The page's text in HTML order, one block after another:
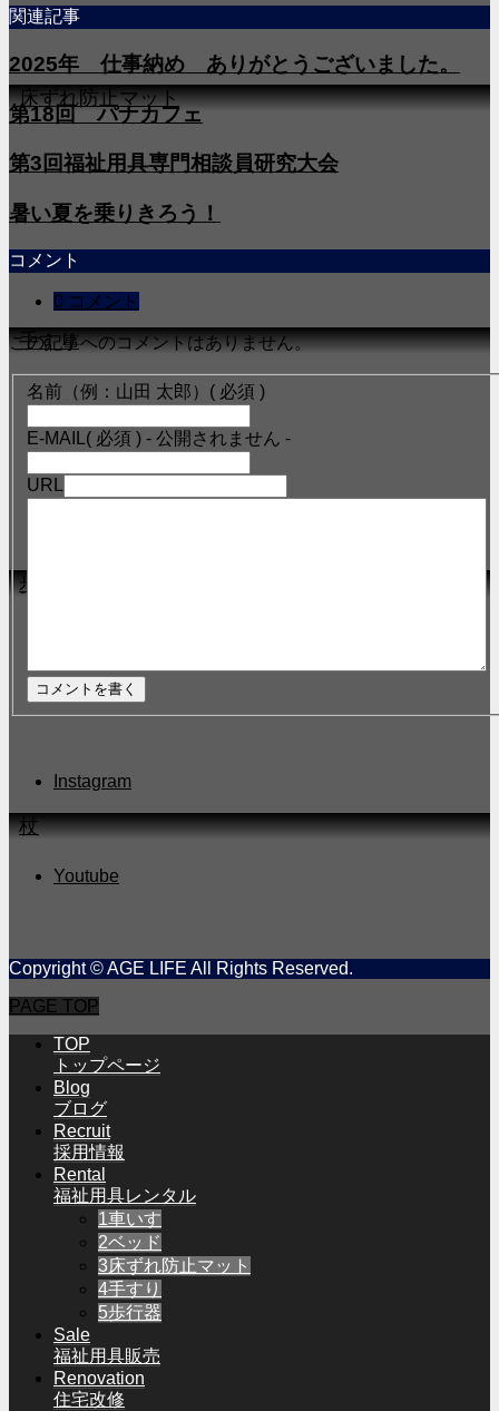
3床ずれ防止マット
4手すり
5歩行器
6杖
関連記事
2025年 仕事納め ありがとうございました。
第18回 パナカフェ
第3回福祉用具専門相談員研究大会
暑い夏を乗りきろう！
コメント
0 コメント
この記事へのコメントはありません。
名前（例：山田 太郎） ( 必須 )
E-MAIL ( 必須 ) - 公開されません -
URL
Instagram
Youtube
Copyright © AGE LIFE All Rights Reserved.
PAGE TOP
TOP
トップページ
Blog
ブログ
Recruit
採用情報
Rental
福祉用具レンタル
1車いす
2ベッド
3床ずれ防止マット
4手すり
5歩行器
Sale
福祉用具販売
Renovation
住宅改修